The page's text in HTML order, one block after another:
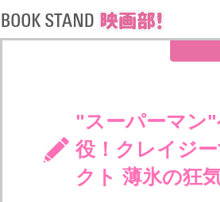
"スーパーマン
役！クレイジ
クト 薄氷の狂気